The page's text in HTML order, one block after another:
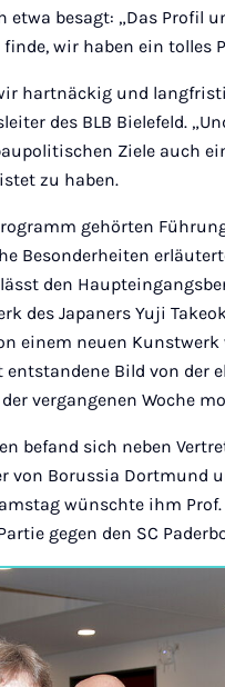
etwa besagt: „Das Profil
wir haben ein tolles
hartnäckig und
des BLB Bielefeld.
Ziele auch
zu haben.
gehörten
Besonderheiten
den
des Japaners Yuji
einem neuen
entstandene Bild von der
vergangenen Woche
befand sich neben
von Borussia Dortmund
wünschte ihm
gegen den SC